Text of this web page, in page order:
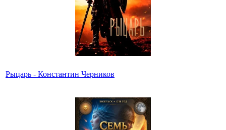
Рыцарь - Константин Черников